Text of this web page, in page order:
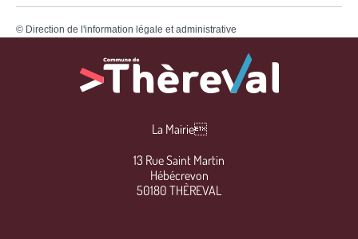
© Direction de l'information légale et administrative
La Mairie
13 Rue Saint Martin
Hébécrevon
50180 THÈREVAL